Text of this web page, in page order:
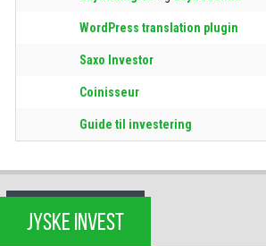
WordPress translation plugin
Saxo Investor
Coinisseur
Guide til investering
JYSKE INVEST